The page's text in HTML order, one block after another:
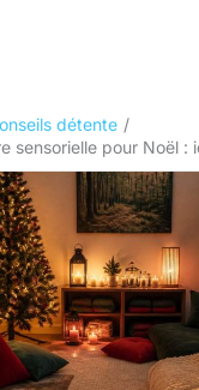
détente
sensorielle pour Noël :